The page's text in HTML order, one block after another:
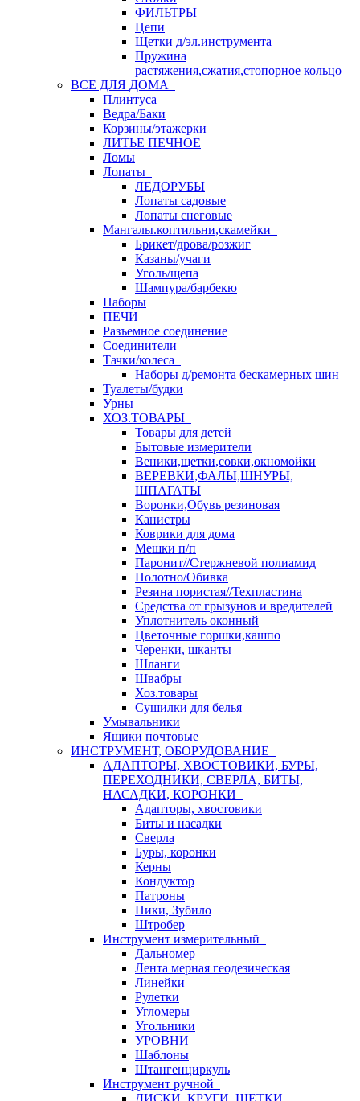
ФИЛЬТРЫ
Цепи
Щетки д/эл.инструмента
Пружина
растяжения,сжатия,стопорное кольцо
ВСЕ ДЛЯ ДОМА
Плинтуса
Ведра/Баки
Корзины/этажерки
ЛИТЬЕ ПЕЧНОЕ
Ломы
Лопаты
ЛЕДОРУБЫ
Лопаты садовые
Лопаты снеговые
Мангалы.коптильни,скамейки
Брикет/дрова/розжиг
Казаны/учаги
Уголь/щепа
Шампура/барбекю
Наборы
ПЕЧИ
Разъемное соединение
Соединители
Тачки/колеса
Наборы д/ремонта бескамерных шин
Туалеты/будки
Урны
ХОЗ.ТОВАРЫ
Товары для детей
Бытовые измерители
Веники,щетки,совки,окномойки
ВЕРЕВКИ,ФАЛЫ,ШНУРЫ,
ШПАГАТЫ
Воронки,Обувь резиновая
Канистры
Коврики для дома
Мешки п/п
Паронит//Стержневой полиамид
Полотно/Обивка
Резина пористая//Техпластина
Средства от грызунов и вредителей
Уплотнитель оконный
Цветочные горшки,кашпо
Черенки, шканты
Шланги
Швабры
Хоз.товары
Сушилки для белья
Умывальники
Ящики почтовые
ИНСТРУМЕНТ, ОБОРУДОВАНИЕ
АДАПТОРЫ, ХВОСТОВИКИ, БУРЫ,
ПЕРЕХОДНИКИ, СВЕРЛА, БИТЫ,
НАСАДКИ, КОРОНКИ
Адапторы, хвостовики
Биты и насадки
Сверла
Буры, коронки
Керны
Кондуктор
Патроны
Пики, Зубило
Штробер
Инструмент измерительный
Дальномер
Лента мерная геодезическая
Линейки
Рулетки
Угломеры
Угольники
УРОВНИ
Шаблоны
Штангенциркуль
Инструмент ручной
ДИСКИ, КРУГИ, ЩЕТКИ